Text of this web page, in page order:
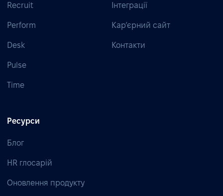
Recruit
Perform
Desk
Pulse
Time
Інтеграції
Кар’єрний сайт
Контакти
Ресурси
Блог
HR глосарій
Оновлення продукту